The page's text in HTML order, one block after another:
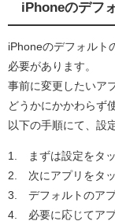
iPhoneのデフ
iPhoneのデフォルト
必要があります。
事前に変更したいア
どうかにかかわらず
以下の手順にて、設
1. まずは設定をタ
2. 次にアプリをタ
3. デフォルトのア
4. 必要に応じてア